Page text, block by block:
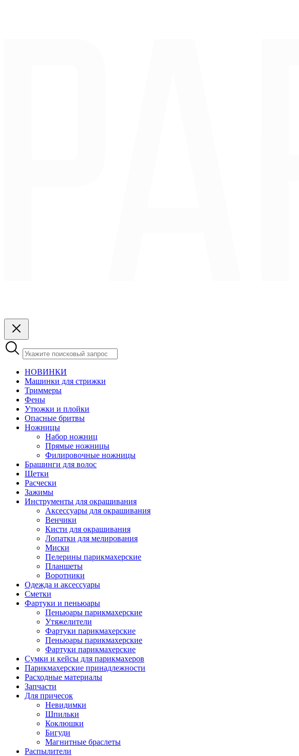
НОВИНКИ
Машинки для стрижки
Триммеры
Фены
Утюжки и плойки
Опасные бритвы
Ножницы
Набор ножниц
Прямые ножницы
Филировочные ножницы
Брашинги для волос
Щетки
Расчески
Зажимы
Инструменты для окрашивания
Аксессуары для окрашивания
Венчики
Кисти для окрашивания
Лопатки для мелирования
Миски
Пелерины парикмахерские
Планшеты
Воротники
Одежда и аксессуары
Сметки
Фартуки и пеньюары
Пеньюары парикмахерские
Утяжелители
Фартуки парикмахерские
Пеньюары парикмахерские
Фартуки парикмахерские
Сумки и кейсы для парикмахеров
Парикмахерские принадлежности
Расходные материалы
Запчасти
Для причесок
Невидимки
Шпильки
Коклюшки
Бигуди
Магнитные браслеты
Распылители